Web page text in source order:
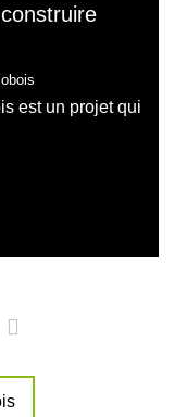
est un projet qui